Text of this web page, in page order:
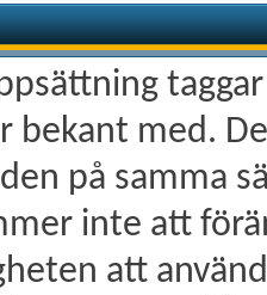
bekant med.
på samma
inte att
att